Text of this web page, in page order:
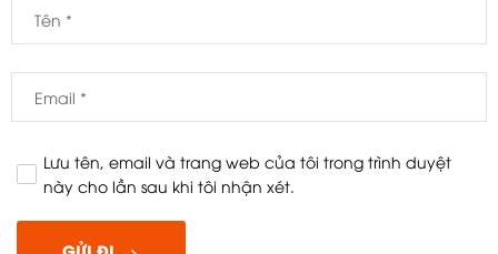
Lưu tên, email và trang web của tôi trong trình duyệt
này cho lần sau khi tôi nhận xét.